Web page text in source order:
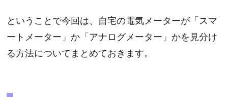
ということで今回は、自宅の電気メーターが「スマ
ートメーター」か「アナログメーター」かを見分け
る方法についてまとめておきます。